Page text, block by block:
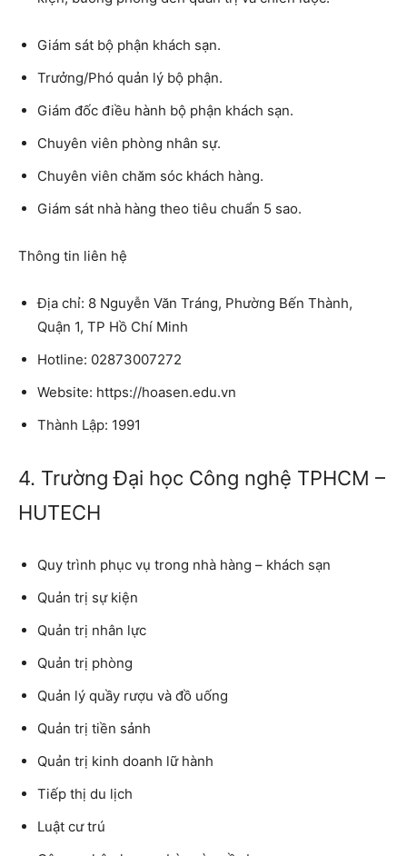
Giám sát bộ phận khách sạn.
Trưởng/Phó quản lý bộ phận.
Giám đốc điều hành bộ phận khách sạn.
Chuyên viên phòng nhân sự.
Chuyên viên chăm sóc khách hàng.
Giám sát nhà hàng theo tiêu chuẩn 5 sao.
Thông tin liên hệ
Địa chỉ: 8 Nguyễn Văn Tráng, Phường Bến Thành,
Quận 1, TP Hồ Chí Minh
Hotline: 02873007272
Website: https://hoasen.edu.vn
Thành Lập: 1991
4. Trường Đại học Công nghệ TPHCM –
HUTECH
Quy trình phục vụ trong nhà hàng – khách sạn
Quản trị sự kiện
Quản trị nhân lực
Quản trị phòng
Quản lý quầy rượu và đồ uống
Quản trị tiền sảnh
Quản trị kinh doanh lữ hành
Tiếp thị du lịch
Luật cư trú